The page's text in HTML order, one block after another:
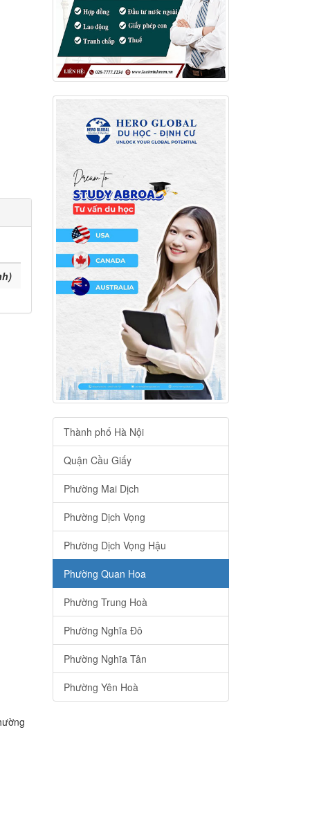
Thành phố Hà Nội
Quận Cầu Giấy
Phường Mai Dịch
Phường Dịch Vọng
Phường Dịch Vọng Hậu
Phường Quan Hoa
Phường Trung Hoà
Phường Nghĩa Đô
Phường Nghĩa Tân
Phường Yên Hoà